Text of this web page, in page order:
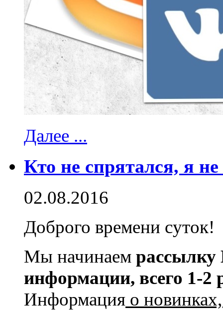
Далее ...
Кто не спрятался, я
02.08.2016
Доброго времени суток!
Мы начинаем
информации, всего 1-2
Информация о